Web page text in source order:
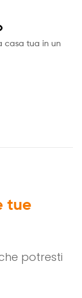
casa tua in un
tue
potresti